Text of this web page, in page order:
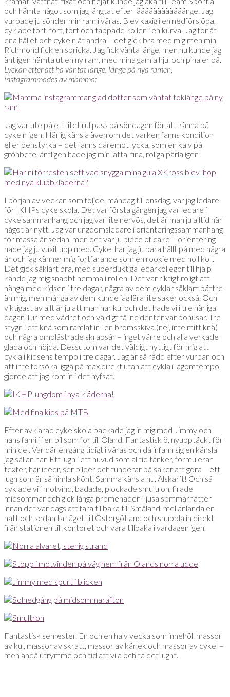
och hämta något som jag längtat efter läääääääääääänge. Jag
vurpade ju sönder min ram i våras. Blev kaxig i en nedförslöpa,
cyklade fort, fort, fort och tappade kollen i en kurva. Jag for åt
ena hållet och cykeln åt andra – det gick bra med mig men min
Richmond fick en spricka. Jag fick vänta länge, men nu kunde jag
äntligen hämta ut en ny ram, med mina gamla hjul och pinaler på.
Lyckan efter att ha väntat länge, länge på nya ramen,
instagrammades av mamma:
Jag var ute på ett litet rullpass på söndagen för att känna på
cykeln igen. Härlig känsla även om det varken fanns kondition
eller benstyrka – det fanns däremot lycka, som en kalv på
grönbete, äntligen hade jag min lätta, fina, roliga pärla igen!
I början av veckan som följde, måndag till onsdag, var jag ledare
för IKHPs cykelskola. Det var första gången jag var ledare i
cykelsammanhang och jag var lite nervös, det är man ju alltid när
något är nytt. Jag var ungdomsledare i orienteringssammanhang
för massa år sedan, men det var ju piece of cake – orientering
hade jag ju vuxit upp med. Cykel har jag ju bara hållt på med några
år och jag känner mig fortfarande som en rookie med noll koll.
Det gick såklart bra, med superduktiga ledarkollegor till hjälp
kände jag mig snabbt hemma i rollen. Det var riktigt roligt att
hänga med kidsen i tre dagar, några av dem cyklar såklart bättre
än mig, men många av dem kunde jag lära lite saker också. Och
viktigast av allt är ju att man har kul och det hade vi i tre härliga
dagar. Tur med vädret och väldigt få incidenter var bonusar. Tre
stygn i ett knä som ramlat in i en bromsskiva (nej, inte mitt knä)
och några omplåstrade skrapsår – inget värre och alla verkade
glada och nöjda. Dessutom var det väldigt nyttigt för mig att
cykla i kidsens tempo i tre dagar. Jag är så rädd efter vurpan och
att inte försöka ligga på max direkt utan att cykla i lagomtempo
gjorde att jag kom in i det hyfsat.
Efter avklarad cykelskola packade jag in mig med Jimmy och
hans familj i en bil som for till Öland. Fantastisk ö, nyupptäckt för
min del. Var där en gång tidigt i våras och då infann sig en känsla
jag sällan har. Ett lugn i ett huvud som alltid tänker, formulerar
texter, har idéer, ser bilder och funderar på saker att göra – ett
lugn som är så himla skönt. Samma känsla nu. Älskar’t! Och så
cyklade vi i motvind, badade, plockade smultron, firade
midsommar och gick långa promenader i ljusa sommarnätter
innan det var dags att fara tillbaka till Småland, mellanlanda en
natt och sedan ta tåget till Östergötland och snubbla in direkt
från stationen till kontoret och vara tillbaka i vardagen igen.
Fantastisk semester. En och en halv vecka som innehöll massor
av kul, massor av skratt, massor av kärlek och massor av cykel –
men ändå utrymme och tid att vila och ta det lugnt.